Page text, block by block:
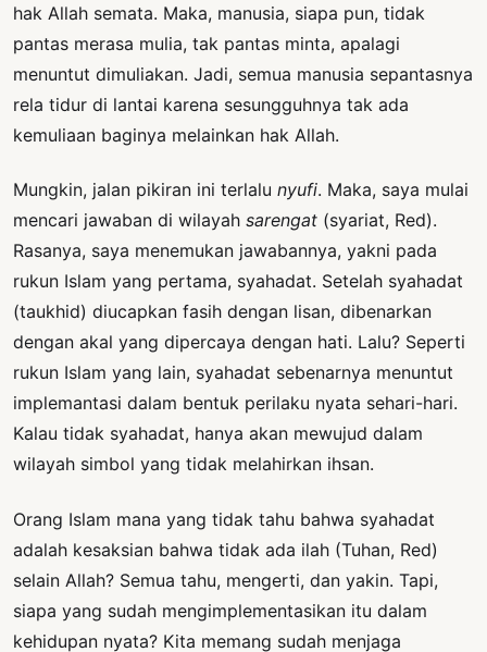
hak Allah semata. Maka, manusia, siapa pun, tidak
pantas merasa mulia, tak pantas minta, apalagi
menuntut dimuliakan. Jadi, semua manusia sepantasnya
rela tidur di lantai karena sesungguhnya tak ada
kemuliaan baginya melainkan hak Allah.
Mungkin, jalan pikiran ini terlalu nyufi. Maka, saya mulai
mencari jawaban di wilayah sarengat (syariat, Red).
Rasanya, saya menemukan jawabannya, yakni pada
rukun Islam yang pertama, syahadat. Setelah syahadat
(taukhid) diucapkan fasih dengan lisan, dibenarkan
dengan akal yang dipercaya dengan hati. Lalu? Seperti
rukun Islam yang lain, syahadat sebenarnya menuntut
implemantasi dalam bentuk perilaku nyata sehari-hari.
Kalau tidak syahadat, hanya akan mewujud dalam
wilayah simbol yang tidak melahirkan ihsan.
Orang Islam mana yang tidak tahu bahwa syahadat
adalah kesaksian bahwa tidak ada ilah (Tuhan, Red)
selain Allah? Semua tahu, mengerti, dan yakin. Tapi,
siapa yang sudah mengimplementasikan itu dalam
kehidupan nyata? Kita memang sudah menjaga